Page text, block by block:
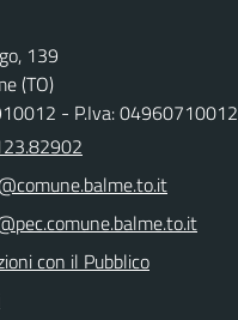
139
(TO)
- P.Iva: 04960710012
con il Pubblico